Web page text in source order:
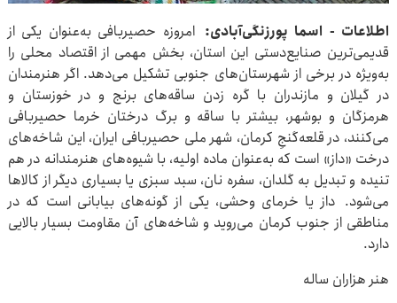
اطلاعات - اسما پورزنگی‌آبادی: امروزه حصیربافی به‌عنوان یکی از
قدیمی‌ترین صنایع‌دستی این استان، بخش مهمی از اقتصاد محلی را
به‌ویژه در برخی از شهرستان‌های جنوبی تشکیل می‌دهد. اگر هنرمندان
در گیلان و مازندران با گره زدن ساقه‌های برنج و در خوزستان و
هرمزگان و بوشهر، بیشتر با ساقه و برگ درختان خرما حصیربافی
می‌کنند، در قلعه‌گنجِ کرمان، شهر ملی حصیربافی ایران، این شاخه‌های
درخت «داز» است که به‌عنوان ماده اولیه، با شیوه‌های هنرمندانه در هم
تنیده و تبدیل به گلدان، سفره نان، سبد سبزی یا بسیاری دیگر از کالاها
می‌شود. داز یا خرمای وحشی، یکی از گونه‌های بیابانی است که در
مناطقی از جنوب کرمان می‌روید و شاخه‌های آن مقاومت بسیار بالایی
دارد.
هنر هزاران ساله